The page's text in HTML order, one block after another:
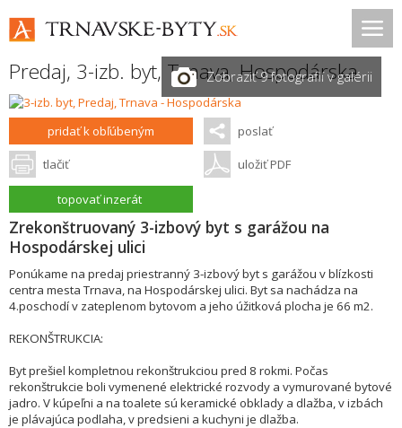
Predaj, 3-izb. byt, Trnava,Hospodárska
Zobraziť 9 fotografií v galérii
pridať k obľúbeným poslať
tlačiť uložiť PDF
topovať inzerát
Zrekonštruovaný 3-izbový byt s garážou na
Hospodárskej ulici
Ponúkame na predaj priestranný 3-izbový byt s garážou v blízkosti
centra mesta Trnava, na Hospodárskej ulici. Byt sa nachádza na
4.poschodí v zateplenom bytovom a jeho úžitková plocha je 66 m2.
REKONŠTRUKCIA:
Byt prešiel kompletnou rekonštrukciou pred 8 rokmi. Počas
rekonštrukcie boli vymenené elektrické rozvody a vymurované bytové
jadro. V kúpeľni a na toalete sú keramické obklady a dlažba, v izbách
je plávajúca podlaha, v predsieni a kuchyni je dlažba.